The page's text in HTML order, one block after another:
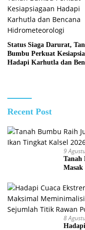
Status Siaga Darurat,
Bumbu Perkuat
Hadapi Karhutla dan
Recent Post
9
Tanah
Masak
8